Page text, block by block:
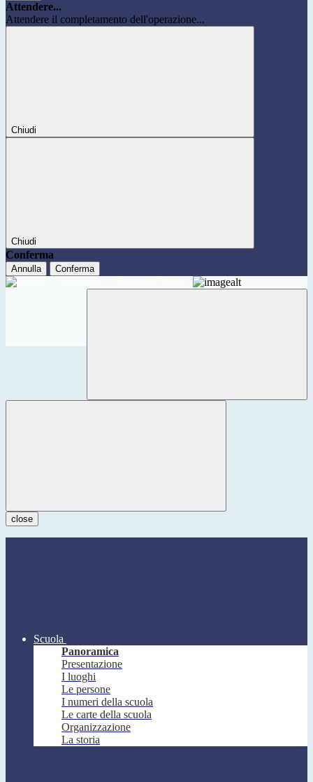
Attendere...
Attendere il completamento dell'operazione...
Chiudi
Chiudi
Conferma
Annulla Conferma
close
Scuola
Panoramica
Presentazione
I luoghi
Le persone
I numeri della scuola
Le carte della scuola
Organizzazione
La storia